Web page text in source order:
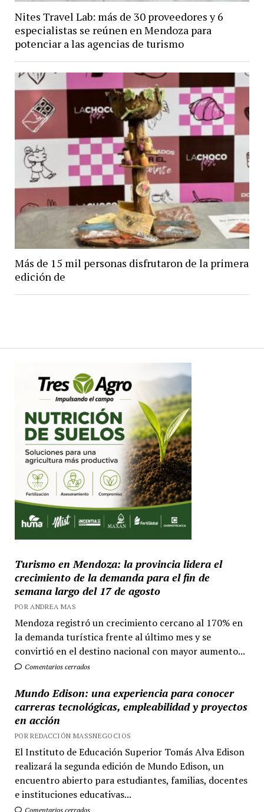
Nites Travel Lab: más de 30 proveedores y 6
especialistas se reúnen en Mendoza para
potenciar a las agencias de turismo
Más de 15 mil personas disfrutaron de la primera
edición de
Turismo en Mendoza: la provincia lidera el
crecimiento de la demanda para el fin de
semana largo del 17 de agosto
POR ANDREA MAS
Mendoza registró un crecimiento cercano al 170% en
la demanda turística frente al último mes y se
convirtió en el destino nacional con mayor aumento...
Comentarios cerrados
Mundo Edison: una experiencia para conocer
carreras tecnológicas, empleabilidad y proyectos
en acción
POR REDACCIÓN MASSNEGOCIOS
El Instituto de Educación Superior Tomás Alva Edison
realizará la segunda edición de Mundo Edison, un
encuentro abierto para estudiantes, familias, docentes
e instituciones educativas...
Comentarios cerrados